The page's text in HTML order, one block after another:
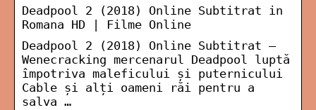
Deadpool 2 (2018) Online Subtitrat in
Romana HD | Filme Online
Deadpool 2 (2018) Online Subtitrat –
Wenecracking mercenarul Deadpool luptă
împotriva maleficului și puternicului
Cable și alți oameni răi pentru a
salva …